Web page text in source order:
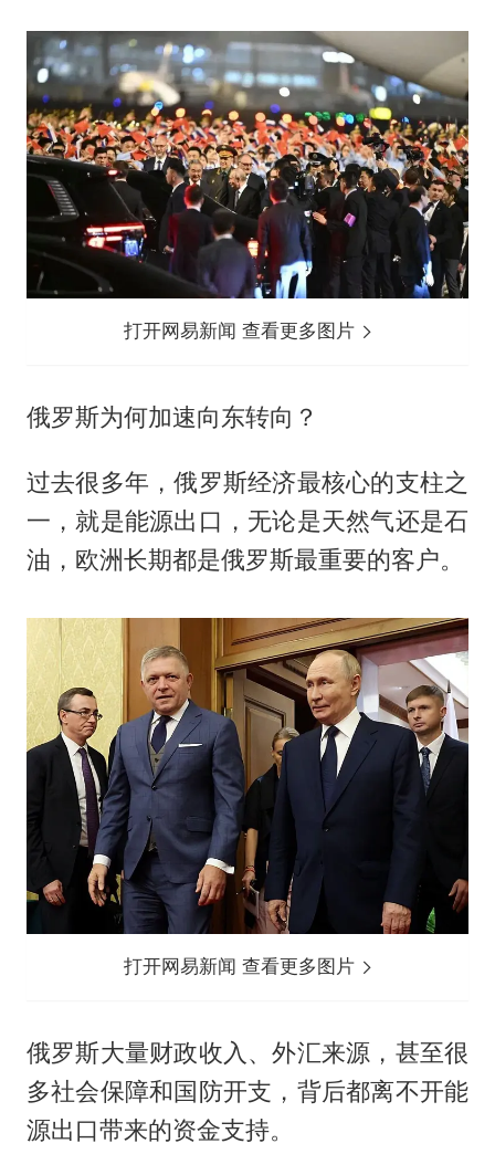
打开网易新闻 查看更多图片
俄罗斯为何加速向东转向？
过去很多年，俄罗斯经济最核心的支柱之
一，就是能源出口，无论是天然气还是石
油，欧洲长期都是俄罗斯最重要的客户。
打开网易新闻 查看更多图片
俄罗斯大量财政收入、外汇来源，甚至很
多社会保障和国防开支，背后都离不开能
源出口带来的资金支持。